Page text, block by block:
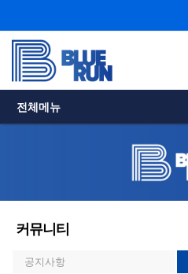
전체메뉴
커뮤니티
공지사항